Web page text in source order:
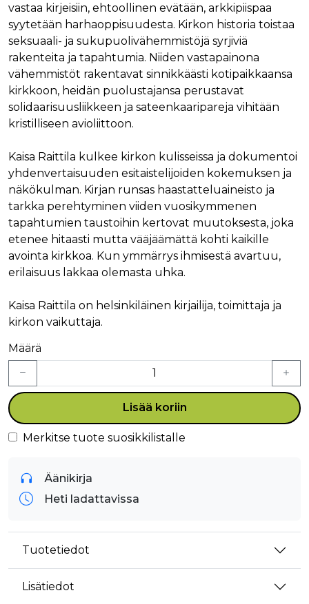
vastaa kirjeisiin, ehtoollinen evätään, arkkipiispaa
syytetään harhaoppisuudesta. Kirkon historia toistaa
seksuaali- ja sukupuolivähemmistöjä syrjiviä
rakenteita ja tapahtumia. Niiden vastapainona
vähemmistöt rakentavat sinnikkäästi kotipaikkaansa
kirkkoon, heidän puolustajansa perustavat
solidaarisuusliikkeen ja sateenkaaripareja vihitään
kristilliseen avioliittoon.
Kaisa Raittila kulkee kirkon kulisseissa ja dokumentoi
yhdenvertaisuuden esitaistelijoiden kokemuksen ja
näkökulman. Kirjan runsas haastatteluaineisto ja
tarkka perehtyminen viiden vuosikymmenen
tapahtumien taustoihin kertovat muutoksesta, joka
etenee hitaasti mutta vääjäämättä kohti kaikille
avointa kirkkoa. Kun ymmärrys ihmisestä avartuu,
erilaisuus lakkaa olemasta uhka.
Kaisa Raittila on helsinkiläinen kirjailija, toimittaja ja
kirkon vaikuttaja.
Määrä
Lisää koriin
Merkitse tuote suosikkilistalle
Äänikirja
Heti ladattavissa
Tuotetiedot
Lisätiedot